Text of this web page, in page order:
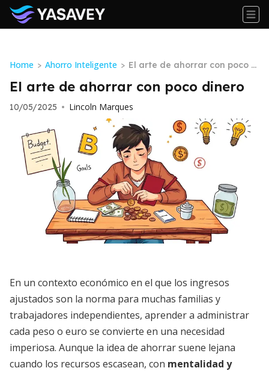
Home > Ahorro Inteligente > El arte de ahorrar con poco di
El arte de ahorrar con poco dinero
10/05/2025 • Lincoln Marques
En un contexto económico en el que los ingresos
ajustados son la norma para muchas familias y
trabajadores independientes, aprender a administrar
cada peso o euro se convierte en una necesidad
imperiosa. Aunque la idea de ahorrar suene lejana
cuando los recursos escasean, con mentalidad y